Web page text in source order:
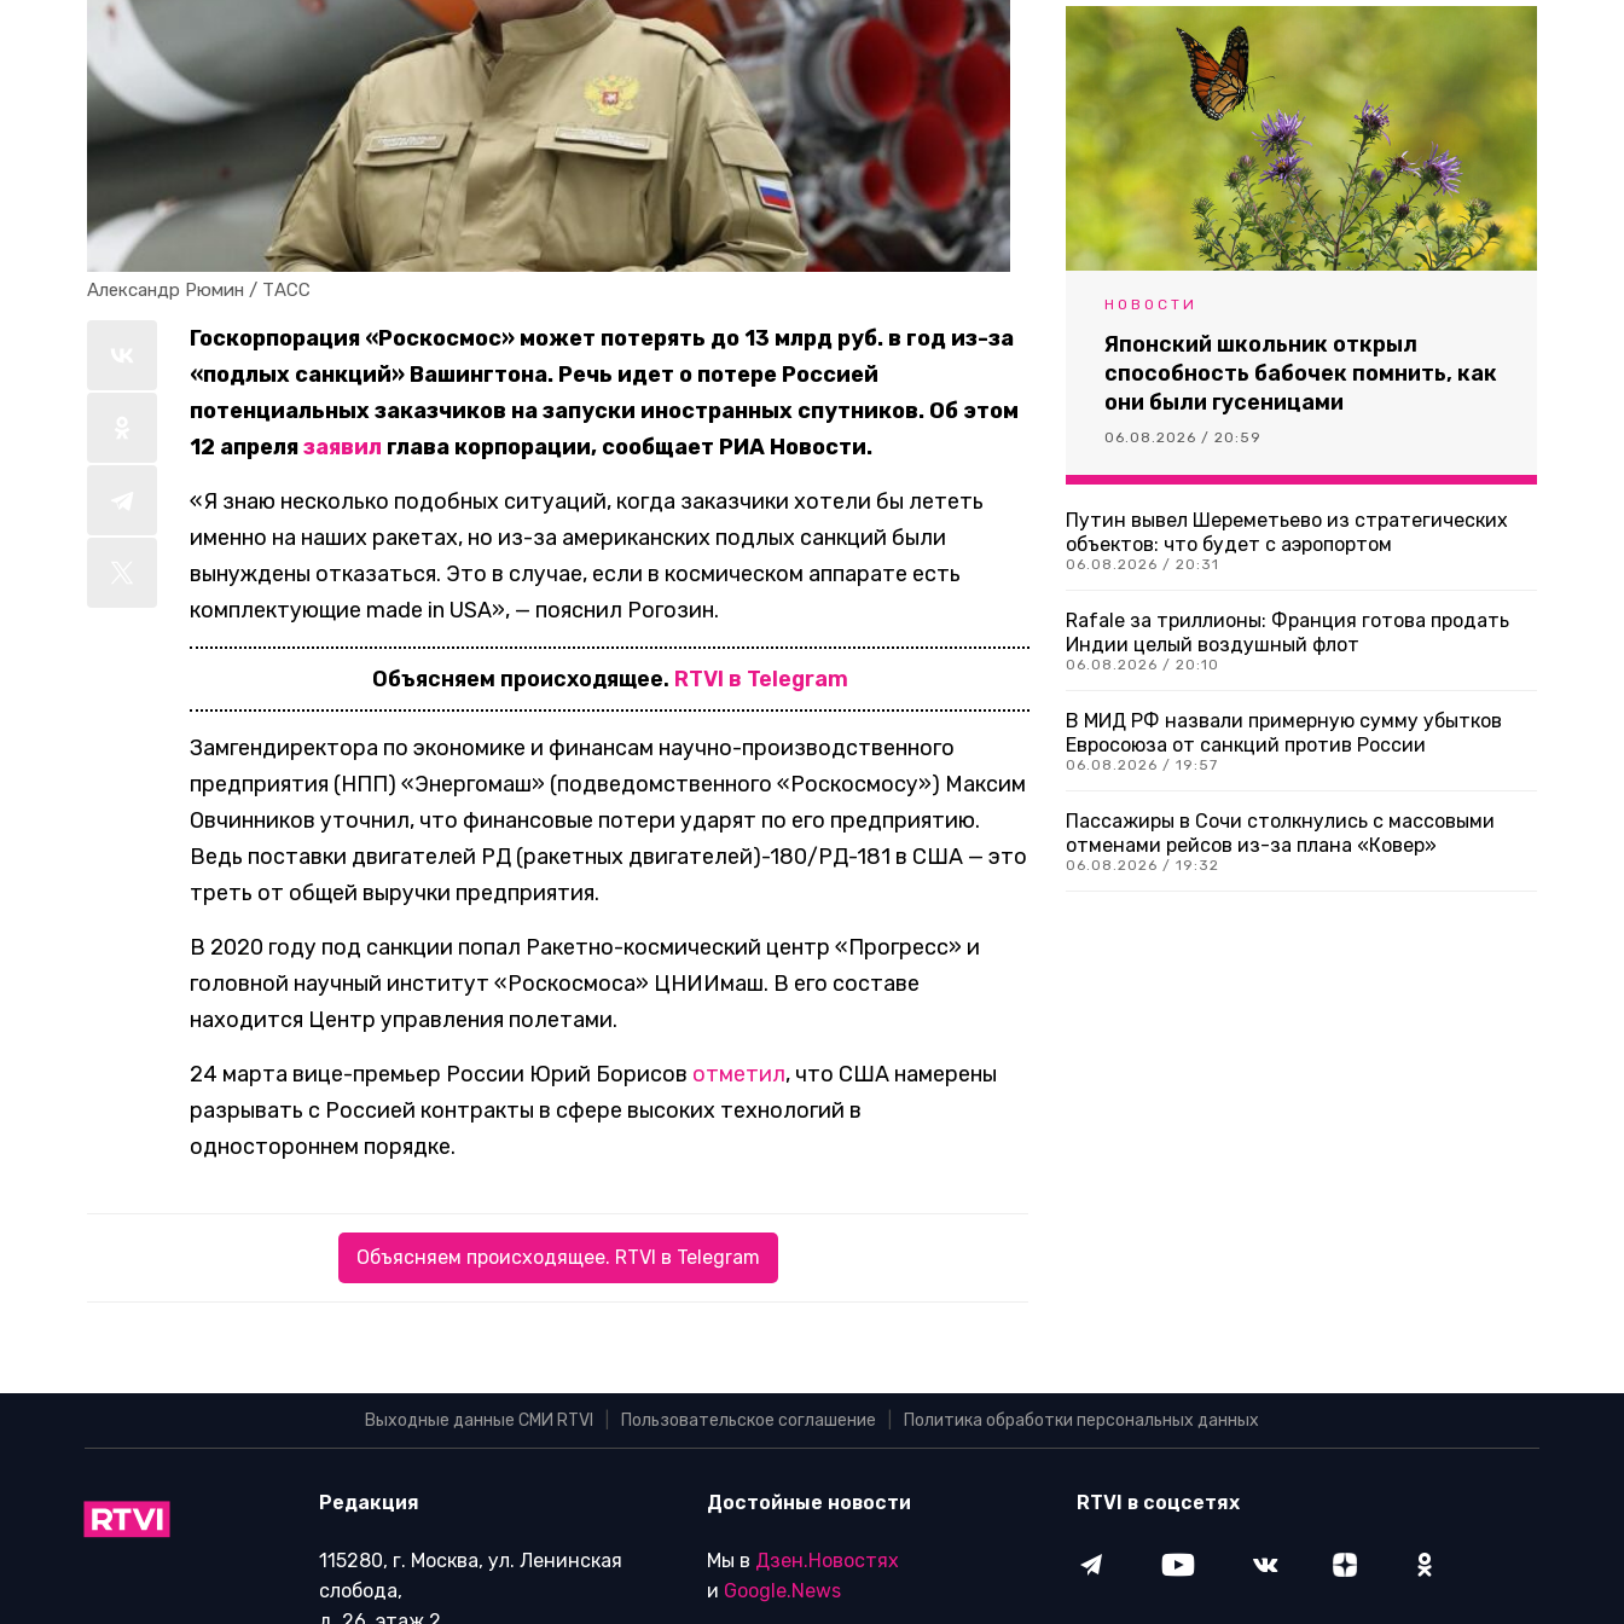
Александр Рюмин / ТАСС
Госкорпорация «Роскосмос» может потерять до 13 млрд руб. в год из-за
«подлых санкций» Вашингтона. Речь идет о потере Россией
потенциальных заказчиков на запуски иностранных спутников. Об этом
12 апрелязаявил глава корпорации, сообщает РИА Новости.
«Я знаю несколько подобных ситуаций, когда заказчики хотели бы лететь
именно на наших ракетах, но из-за американских подлых санкций были
вынуждены отказаться. Это в случае, если в космическом аппарате есть
комплектующие made in USA», — пояснил Рогозин.
Объясняем происходящее. RTVI в Telegram
Замгендиректора по экономике и финансам научно-производственного
предприятия (НПП) «Энергомаш» (подведомственного «Роскосмосу») Максим
Овчинников уточнил, что финансовые потери ударят по его предприятию.
Ведь поставки двигателей РД (ракетных двигателей)-180/РД-181 в США — это
треть от общей выручки предприятия.
В 2020 году под санкции попал Ракетно-космический центр «Прогресс» и
головной научный институт «Роскосмоса» ЦНИИмаш. В его составе
находится Центр управления полетами.
24 марта вице-премьер России Юрий Борисов отметил, что США намерены
разрывать с Россией контракты в сфере высоких технологий в
одностороннем порядке.
Объясняем происходящее. RTVI в Telegram
НОВОСТИ
Японский школьник открыл
способность бабочек помнить, как
они были гусеницами
06.08.2026 / 20:59
Путин вывел Шереметьево из стратегических
объектов: что будет с аэропортом
06.08.2026 / 20:31
Rafale за триллионы: Франция готова продать
Индии целый воздушный флот
06.08.2026 / 20:10
В МИД РФ назвали примерную сумму убытков
Евросоюза от санкций против России
06.08.2026 / 19:57
Пассажиры в Сочи столкнулись с массовыми
отменами рейсов из-за плана «Ковер»
06.08.2026 / 19:32
Выходные данные СМИ RTVI Пользовательское соглашение Политика обработки персональных данных
Редакция
115280, г. Москва, ул. Ленинская
слобода,
Достойные новости
Мы в Дзен.Новостях
и Google.News
RTVI в соцсетях